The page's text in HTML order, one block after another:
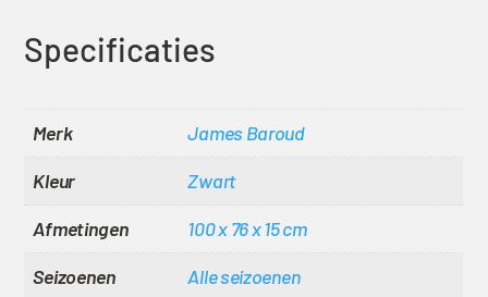
Specificaties
Merk
James Baroud
Kleur
Zwart
Afmetingen
100 x 76 x 15 cm
Seizoenen
Alle seizoenen